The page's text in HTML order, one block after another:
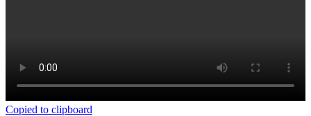
Copied to clipboard